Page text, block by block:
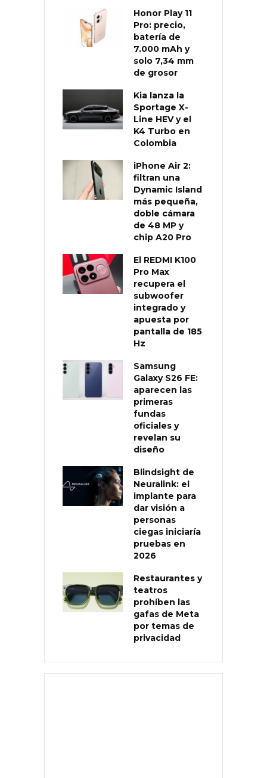
Honor Play 11
Pro: precio,
batería de
7.000 mAh y
solo 7,34 mm
de grosor
Kia lanza la
Sportage X-
Line HEV y el
K4 Turbo en
Colombia
iPhone Air 2:
filtran una
Dynamic Island
más pequeña,
doble cámara
de 48 MP y
chip A20 Pro
El REDMI K100
Pro Max
recupera el
subwoofer
integrado y
apuesta por
pantalla de 185
Hz
Samsung
Galaxy S26 FE:
aparecen las
primeras
fundas
oficiales y
revelan su
diseño
Blindsight de
Neuralink: el
implante para
dar visión a
personas
ciegas iniciaría
pruebas en
2026
Restaurantes y
teatros
prohíben las
gafas de Meta
por temas de
privacidad